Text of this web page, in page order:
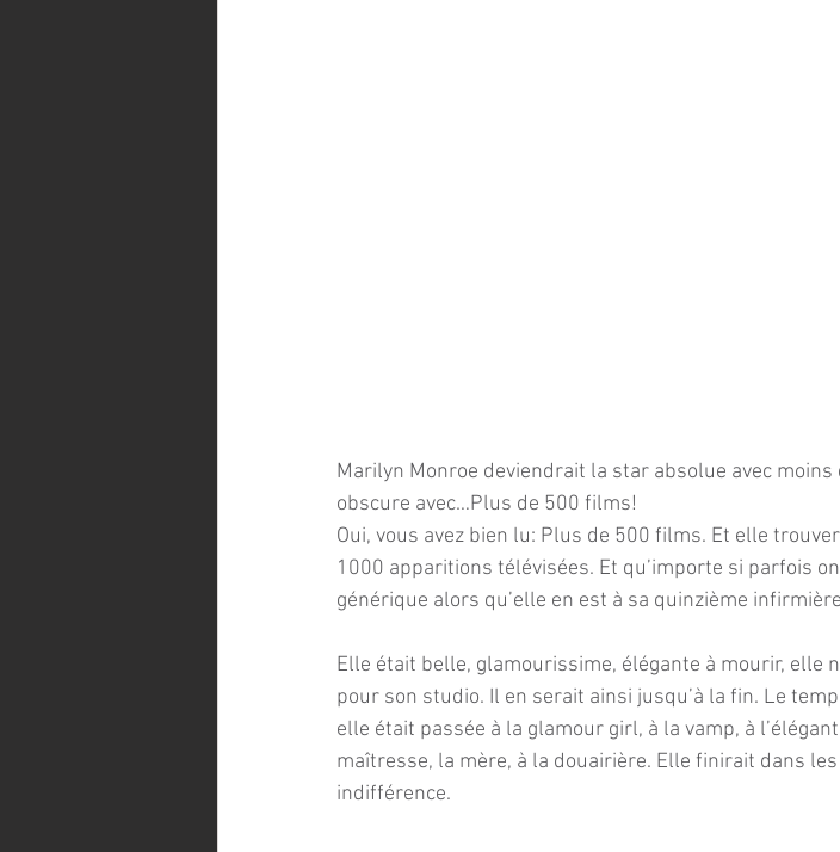
Marilyn Monroe deviendrait la star absolue avec
obscure avec…Plus de 500 films!
Oui, vous avez bien lu: Plus de 500 films. Et elle
1000 apparitions télévisées. Et qu’importe si parfois
générique alors qu’elle en est à sa quinzième
Elle était belle, glamourissime, élégante à mourir, elle
pour son studio. Il en serait ainsi jusqu’à la fin. Le
elle était passée à la glamour girl, à la vamp, à
maîtresse, la mère, à la douairière. Elle finirait dans
indifférence.